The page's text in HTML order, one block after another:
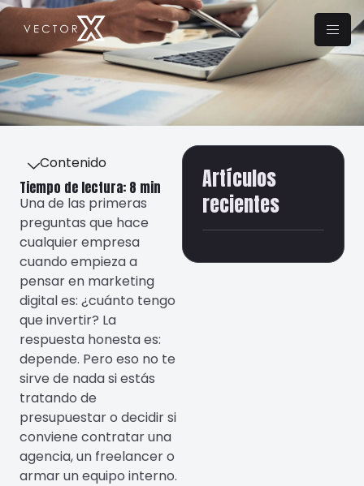
Contenido
Tiempo de lectura: 8 min
Una de las primeras
preguntas que hace
cualquier empresa
cuando empieza a
pensar en marketing
digital es: ¿cuánto tengo
que invertir? La
respuesta honesta es:
depende. Pero eso no te
sirve de nada si estás
tratando de
presupuestar o decidir si
conviene contratar una
agencia, un freelancer o
armar un equipo interno.
Artículos
recientes